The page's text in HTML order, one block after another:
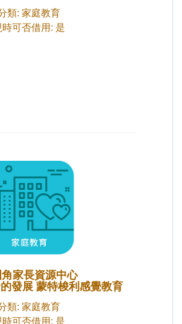
類: 家庭教育
時可否借用: 是
家長資源中心
發展 蒙特梭利感覺教育
類: 家庭教育
時可否借用: 是